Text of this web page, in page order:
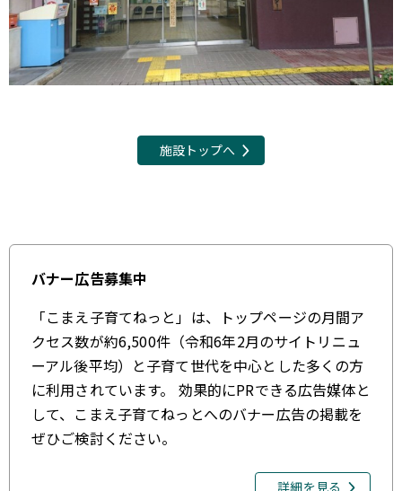
施設トップへ
バナー広告募集中
「こまえ子育てねっと」は、トップページの月間ア
クセス数が約6,500件（令和6年2月のサイトリニュ
ーアル後平均）と子育て世代を中心とした多くの方
に利用されています。 効果的にPRできる広告媒体と
して、こまえ子育てねっとへのバナー広告の掲載を
ぜひご検討ください。
詳細を見る